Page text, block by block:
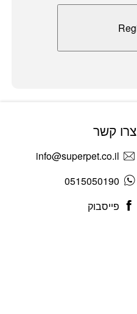
צרו קשר
info@superpet.co.il
0515050190
פייסבוק